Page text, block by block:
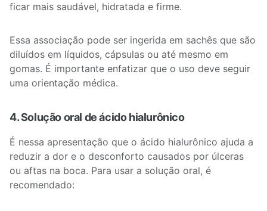
ficar mais saudável, hidratada e firme.
Essa associação pode ser ingerida em sachês que são
diluídos em líquidos, cápsulas ou até mesmo em
gomas. É importante enfatizar que o uso deve seguir
uma orientação médica.
4. Solução oral de ácido hialurônico
É nessa apresentação que o ácido hialurônico ajuda a
reduzir a dor e o desconforto causados por úlceras
ou aftas na boca. Para usar a solução oral, é
recomendado: